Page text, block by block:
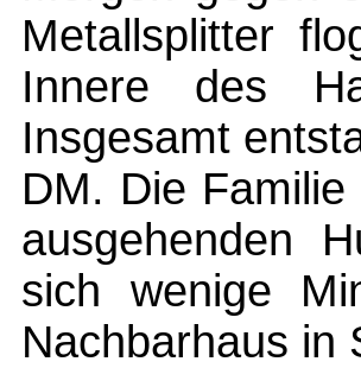
Metallsplitter
Innere des
Insgesamt
DM. Die
ausgehenden
sich wenige
Nachbarhaus in